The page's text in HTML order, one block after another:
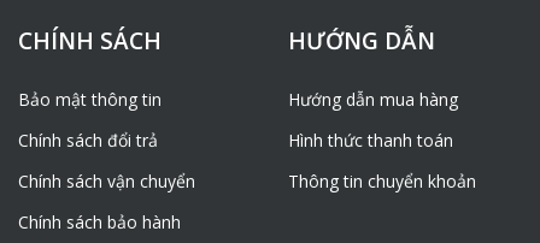
CHÍNH SÁCH
Bảo mật thông tin
Chính sách đổi trả
Chính sách vận chuyển
Chính sách bảo hành
HƯỚNG DẪN
Hướng dẫn mua hàng
Hình thức thanh toán
Thông tin chuyển khoản